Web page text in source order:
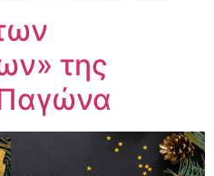
της